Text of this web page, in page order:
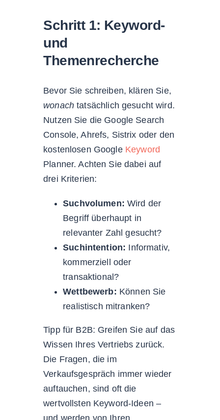
Schritt 1: Keyword-
und
Themenrecherche
Bevor Sie schreiben, klären Sie,
wonach tatsächlich gesucht wird.
Nutzen Sie die Google Search
Console, Ahrefs, Sistrix oder den
kostenlosen Google Keyword
Planner. Achten Sie dabei auf
drei Kriterien:
Suchvolumen: Wird der
Begriff überhaupt in
relevanter Zahl gesucht?
Suchintention: Informativ,
kommerziell oder
transaktional?
Wettbewerb: Können Sie
realistisch mitranken?
Tipp für B2B: Greifen Sie auf das
Wissen Ihres Vertriebs zurück.
Die Fragen, die im
Verkaufsgespräch immer wieder
auftauchen, sind oft die
wertvollsten Keyword-Ideen –